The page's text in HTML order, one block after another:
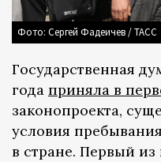
Фото: Сергей Фадеичев / ТАСС
Государственная
года приняла в
законопроекта,
условия
в стране. Первый